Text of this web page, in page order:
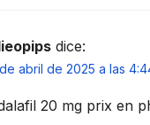
dice:
abril de 2025 a las
20 mg prix en